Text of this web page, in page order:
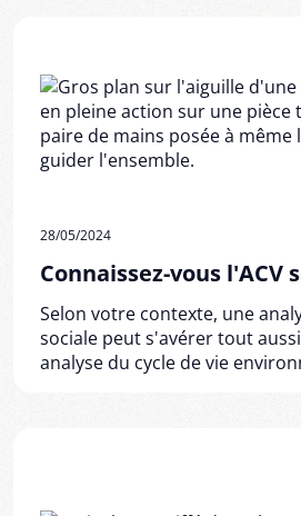
28/05/2024
Connaissez-vous l'ACV
Selon votre contexte, une
sociale peut s'avérer tout
analyse du cycle de vie